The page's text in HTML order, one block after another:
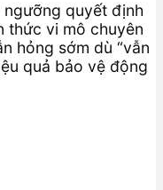
ngưỡng quyết định
thức vi mô chuyên
hỏng sớm dù “vẫn
quả bảo vệ động